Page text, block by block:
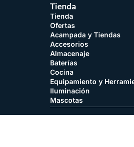
Tienda
Tienda
Ofertas
Acampada y Tiendas
Accesorios
Almacenaje
Baterías
Cocina
Equipamiento y
Iluminación
Mascotas